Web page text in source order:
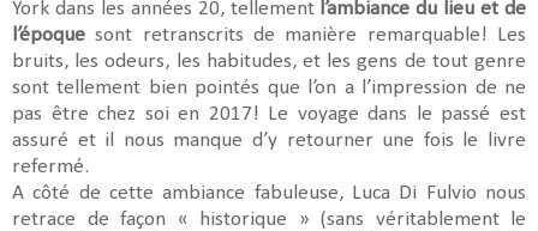
York dans les années 20, tellement l’ambiance du lieu et de
l’époque sont retranscrits de manière remarquable! Les
bruits, les odeurs, les habitudes, et les gens de tout genre
sont tellement bien pointés que l’on a l’impression de ne
pas être chez soi en 2017! Le voyage dans le passé est
assuré et il nous manque d’y retourner une fois le livre
refermé.
A côté de cette ambiance fabuleuse, Luca Di Fulvio nous
retrace de façon « historique » (sans véritablement le